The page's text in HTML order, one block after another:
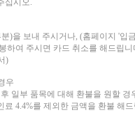
십시오.
)을 보내 주시거나, (홈페이지 '입
여 주시면 카드 취소를 해드립니
)
우
일부 품목에 대해 환불을 원할 경
4.4%를 제외한 금액을 환불 해드